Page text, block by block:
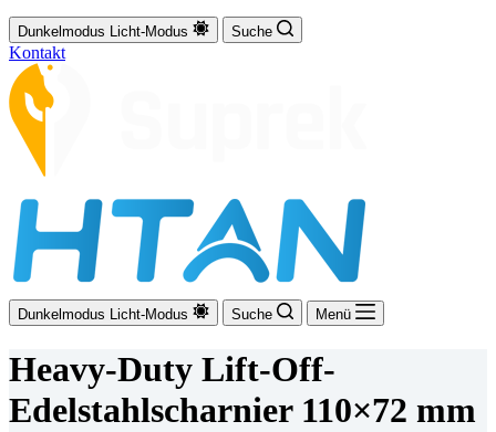
Dunkelmodus Licht-Modus Suche
Kontakt
Dunkelmodus Licht-Modus Suche Menü
Heavy-Duty Lift-Off-
Edelstahlscharnier 110×72 mm